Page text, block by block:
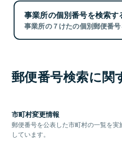
事業所の個別番号を検索す
事業所の７けたの個別郵便番号
郵便番号検索に関
市町村変更情報
郵便番号を公表した市町村の一覧を
しています。